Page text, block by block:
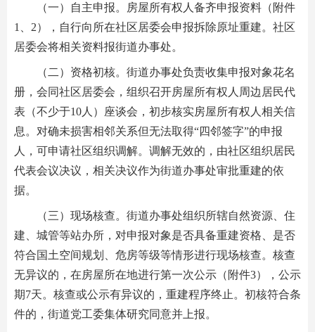
（一）自主申报。房屋所有权人备齐申报资料（附件
1、2），自行向所在社区居委会申报拆除原址重建。社区
居委会将相关资料报街道办事处。
（二）资格初核。街道办事处负责收集申报对象花名
册，会同社区居委会，组织召开房屋所有权人周边居民代
表（不少于10人）座谈会，初步核实房屋所有权人相关信
息。对确未损害相邻关系但无法取得“四邻签字”的申报
人，可申请社区组织调解。调解无效的，由社区组织居民
代表会议决议，相关决议作为街道办事处审批重建的依
据。
（三）现场核查。街道办事处组织所辖自然资源、住
建、城管等站办所，对申报对象是否具备重建资格、是否
符合国土空间规划、危房等级等情形进行现场核查。核查
无异议的，在房屋所在地进行第一次公示（附件3），公示
期7天。核查或公示有异议的，重建程序终止。初核符合条
件的，街道党工委集体研究同意并上报。